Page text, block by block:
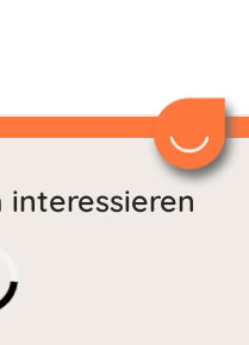
interessieren